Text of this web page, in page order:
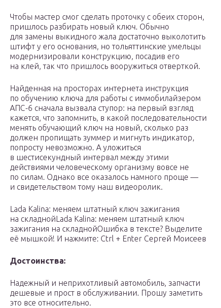
Чтобы мастер смог сделать проточку с обеих сторон,
пришлось разбирать новый ключ. Обычно
для замены выкидного жала достаточно выколотить
штифт у его основания, но тольяттинские умельцы
модернизировали конструкцию, посадив его
на клей, так что пришлось вооружиться отверткой.
Найденная на просторах интернета инструкция
по обучению ключа для работы с иммобилайзером
АПС-6 сначала вызвала ступор: на первый взгляд
кажется, что запомнить, в какой последовательности
менять обучающий ключ на новый, сколько раз
должен пропищать зуммер и мигнуть индикатор,
попросту невозможно. А уложиться
в шестисекундный интервал между этими
действиями человеческому организму вовсе не
по силам. Однако все оказалось намного проще —
и свидетельством тому наш видеоролик.
Lada Kalina: меняем штатный ключ зажигания
на складнойLada Kalina: меняем штатный ключ
зажигания на складнойОшибка в тексте? Выделите
её мышкой! И нажмите: Ctrl + Enter Сергей Моисеев
Достоинства:
Надежный и неприхотливый автомобиль, запчасти
дешевые и прост в обслуживании. Прошу заметить
это все относительно.